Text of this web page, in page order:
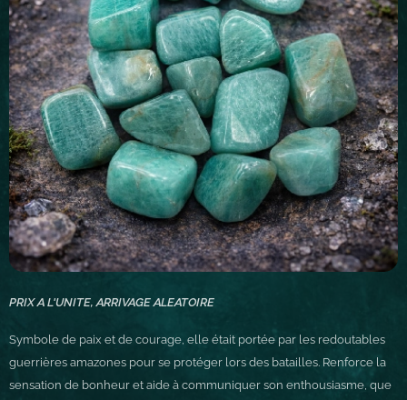
PRIX A L'UNITE, ARRIVAGE ALEATOIRE
Symbole de paix et de courage, elle était portée par les redoutables
guerrières amazones pour se protéger lors des batailles. Renforce la
sensation de bonheur et aide à communiquer son enthousiasme, que